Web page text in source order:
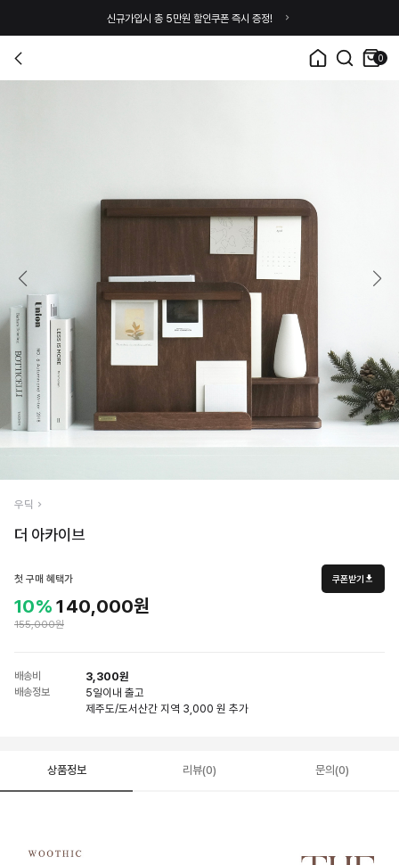
신규가입시 총 5만원 할인쿠폰 즉시 증정!
0
우딕
더 아카이브
첫 구매 혜택가 쿠폰받기
10% 140,000원
155,000원
배송비 3,300원
배송정보 5일이내 출고
제주도/도서산간 지역 3,000 원 추가
상품정보 리뷰(0) 문의(0)